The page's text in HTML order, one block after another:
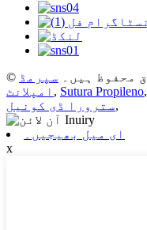
سپرمڈ
امپلانٹ , Sutura Propileno,
سترورا ڈی کونیل,
ای میل بھیجیں۔
x